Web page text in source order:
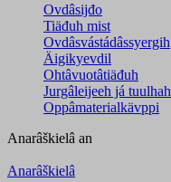
Ovdâsijđo
Tiäđuh mist
Ovdâsvástádâssyergih
Äigikyevdil
Ohtâvuotâtiäđuh
Jurgâleijeeh já tuulhah
Oppâmaterialkävppi
Anarâškielâ an
Anarâškielâ